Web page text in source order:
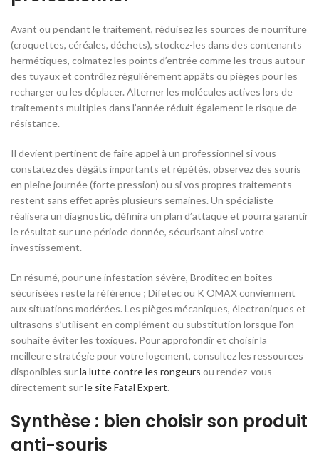
Avant ou pendant le traitement, réduisez les sources de nourriture
(croquettes, céréales, déchets), stockez-les dans des contenants
hermétiques, colmatez les points d’entrée comme les trous autour
des tuyaux et contrôlez régulièrement appâts ou pièges pour les
recharger ou les déplacer. Alterner les molécules actives lors de
traitements multiples dans l’année réduit également le risque de
résistance.
Il devient pertinent de faire appel à un professionnel si vous
constatez des dégâts importants et répétés, observez des souris
en pleine journée (forte pression) ou si vos propres traitements
restent sans effet après plusieurs semaines. Un spécialiste
réalisera un diagnostic, définira un plan d’attaque et pourra garantir
le résultat sur une période donnée, sécurisant ainsi votre
investissement.
En résumé, pour une infestation sévère, Broditec en boîtes
sécurisées reste la référence ; Difetec ou K OMAX conviennent
aux situations modérées. Les pièges mécaniques, électroniques et
ultrasons s’utilisent en complément ou substitution lorsque l’on
souhaite éviter les toxiques. Pour approfondir et choisir la
meilleure stratégie pour votre logement, consultez les ressources
disponibles surla lutte contre les rongeurs ou rendez-vous
directement surle site Fatal Expert.
Synthèse : bien choisir son produit
anti-souris